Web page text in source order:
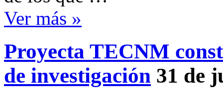
Ver más »
Proyecta TECNM
de investigación 31 de